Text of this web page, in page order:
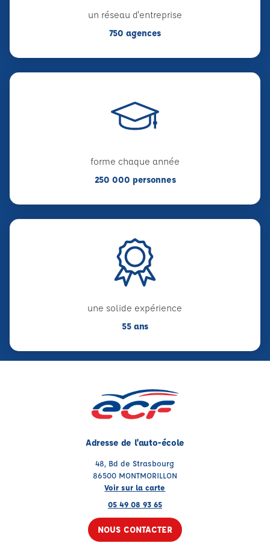
un réseau d'entreprise
750 agences
forme chaque année
250 000 personnes
une solide expérience
55 ans
Adresse de l'auto-école
48, Bd de Strasbourg
86500 MONTMORILLON
Voir sur la carte
05 49 08 93 65
NOUS CONTACTER